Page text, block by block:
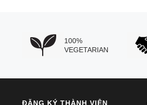
100%
VEGETARIAN
ĐĂNG KÝ THÀNH VIÊN